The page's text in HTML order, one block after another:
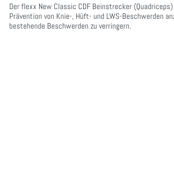
Der flexx New Classic CDF Beinstrecker
Prävention von Knie-, Hüft- und LWS-Beschwerden
bestehende Beschwerden zu verringern.